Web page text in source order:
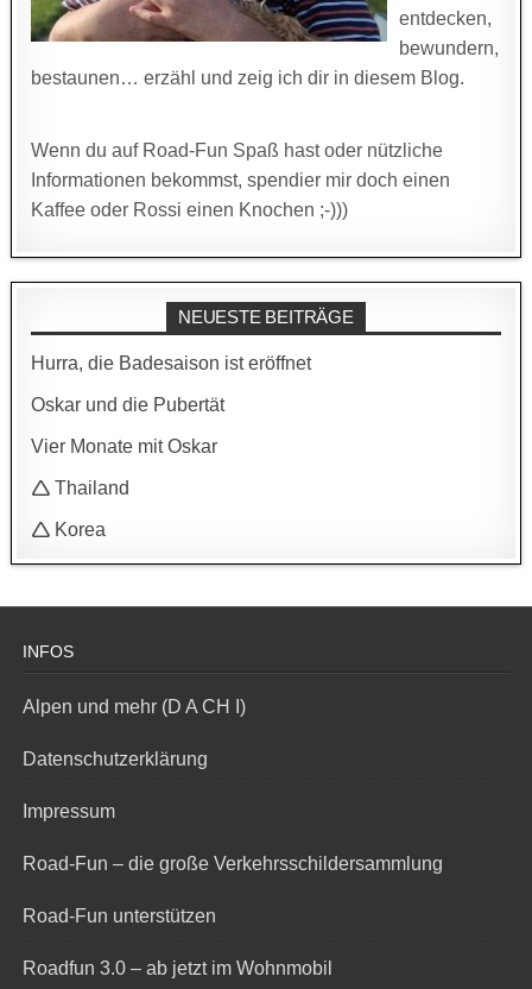
entdecken,
bewundern,
bestaunen… erzähl und zeig ich dir in diesem Blog.
Wenn du auf Road-Fun Spaß hast oder nützliche
Informationen bekommst, spendier mir doch einen
Kaffee oder Rossi einen Knochen ;-)))
NEUESTE BEITRÄGE
Hurra, die Badesaison ist eröffnet
Oskar und die Pubertät
Vier Monate mit Oskar
🛆 Thailand
🛆 Korea
INFOS
Alpen und mehr (D A CH I)
Datenschutzerklärung
Impressum
Road-Fun – die große Verkehrsschildersammlung
Road-Fun unterstützen
Roadfun 3.0 – ab jetzt im Wohnmobil